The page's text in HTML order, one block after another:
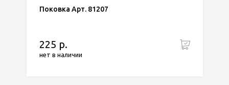
Поковка Арт. 81207
225 р.
нет в наличии